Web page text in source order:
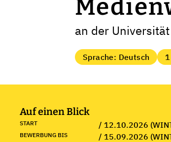
an der
Sprache: Deutsch
Auf einen Blick
START / 12.10.2026
BEWERBUNG BIS / 15.09.2026